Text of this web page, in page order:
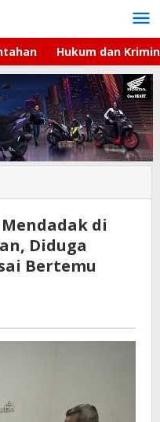
Hukum dan
di
Diduga
Bertemu